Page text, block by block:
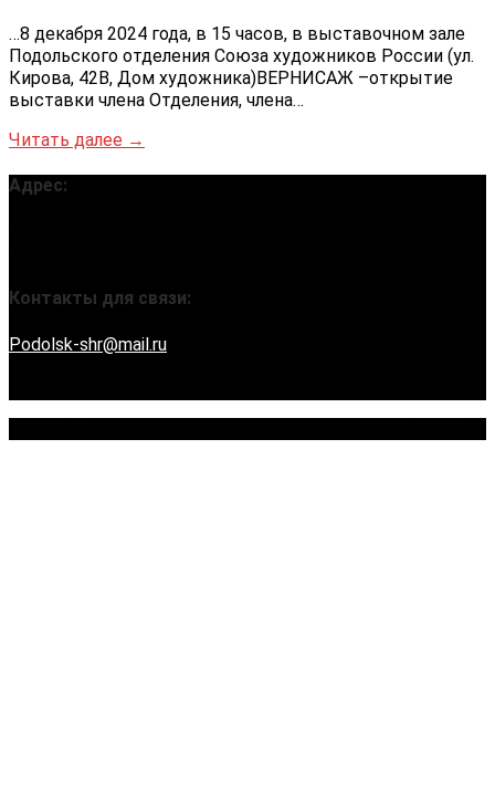
…8 декабря 2024 года, в 15 часов, в выставочном зале
Подольского отделения Союза художников России (ул.
Кирова, 42В, Дом художника)ВЕРНИСАЖ –открытие
выставки члена Отделения, члена…
Читать далее →
Адрес:
Контакты для связи:
Podolsk-shr@mail.ru